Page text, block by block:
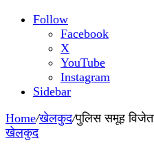
Follow
Facebook
X
YouTube
Instagram
Sidebar
Home/खेलकुद/पुलिस समूह
खेलकुद